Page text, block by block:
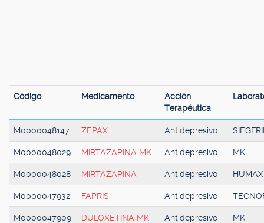
Código Medicamento
Acción
Terapéutica
M0000048147 ZEPAX Antidepresivo
M0000048029 MIRTAZAPINA MK Antidepresivo MK
M0000048028 MIRTAZAPINA Antidepresivo HUMAX
M0000047932 FAPRIS Antidepresivo
M0000047909 DULOXETINA MK
Antidepresivo
MK